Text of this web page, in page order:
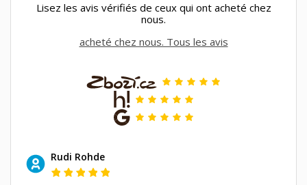
Lisez les avis vérifiés de ceux qui ont acheté chez
nous.
acheté chez nous. Tous les avis
Rudi Rohde